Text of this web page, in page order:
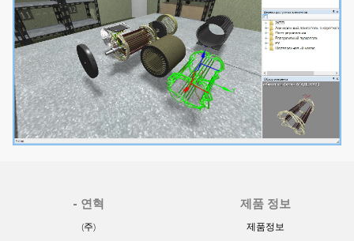
- 연혁
(주)
제품 정보
제품정보